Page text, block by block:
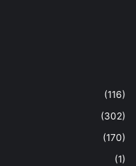
(116)
(302)
(170)
(1)